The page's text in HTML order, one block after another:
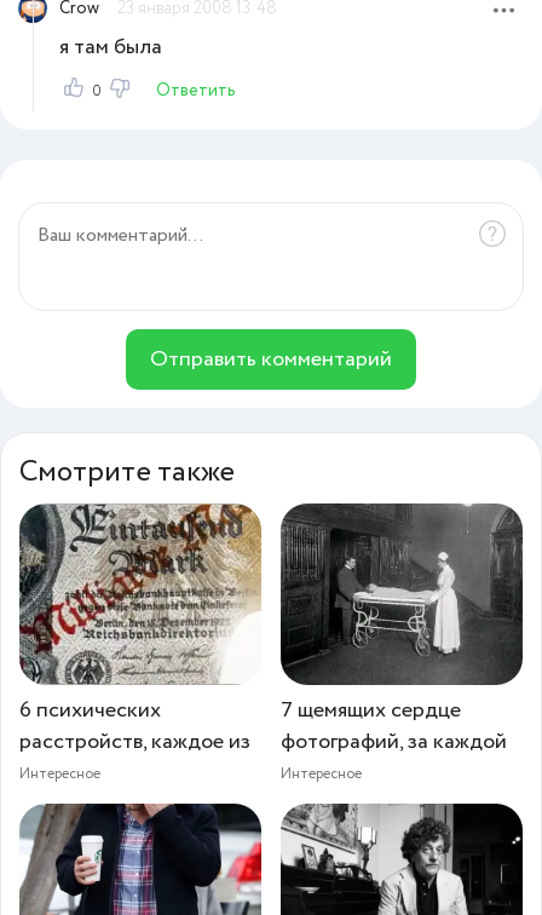
Crow 23 января 2008 13:48
я там была
0 Ответить
Отправить комментарий
Смотрите также
6 психических
расстройств, каждое из
Интересное
7 щемящих сердце
фотографий, за каждой
Интересное